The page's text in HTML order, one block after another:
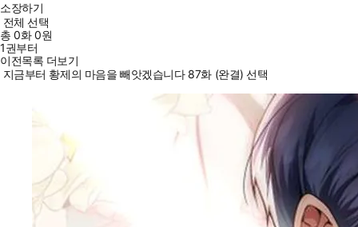
소장하기
전체 선택
총0화0원
1권부터
이전목록 더보기
지금부터 황제의 마음을 빼앗겠습니다 87화 (완결) 선택